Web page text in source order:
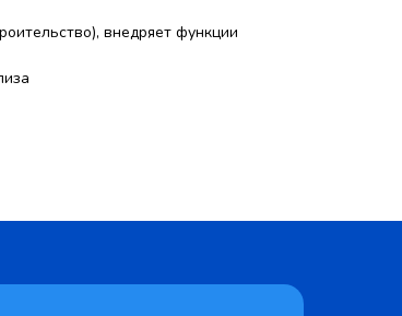
внедряет функции